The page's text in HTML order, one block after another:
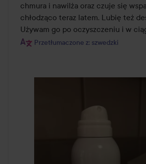
5
chmura i nawilża oraz czuje się
chłodząco teraz latem. Lubię też
Używam go po oczyszczeniu i w
Przetłumaczone z: szwedzki